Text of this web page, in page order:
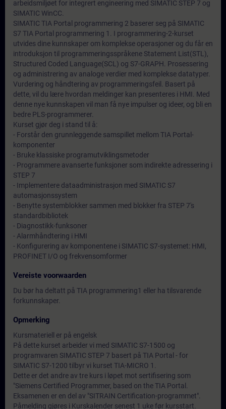
arbeidsmiljøet for integrert engineering med SIMATIC STEP 7 og
SIMATIC WinCC.
SIMATIC TIA Portal programmering 2 baserer seg på SIMATIC
S7 TIA Portal programmering 1. I programmering-2-kurset
utvides dine kunnskaper om komplekse operasjoner og du får en
introduksjon til programmeringsspråkene Statement List(STL),
Structured Coded Language(SCL) og S7-GRAPH. Prosessering
og administrering av analoge verdier med komplekse datatyper.
Vurdering og håndtering av programmeringsfeil. Basert på
dette, vil du lære hvordan meldinger kan presenteres i HMI. Med
denne nye kunnskapen vil man få nye impulser og ideer, og bli en
bedre PLS-programmerer.
Kurset gjør deg i stand til å:
- Forstår den grunnleggende samspillet mellom TIA Portal-
komponenter
- Bruke klassiske programutviklingsmetoder
- Programmere avanserte funksjoner som indirekte adressering i
STEP 7
- Implementere dataadministrasjon med SIMATIC S7
automasjonssystem
- Benytte systemblokker sammen med blokker fra STEP 7's
standardbibliotek
- Diagnostikk-funksoner
- Alarmhåndtering i HMI
- Konfigurering av komponentene i SIMATIC S7-systemet: HMI,
PROFINET I/O og frekvensomformer
Vereiste voorwaarden
Du bør ha deltatt på TIA programmering1 eller ha tilsvarende
forkunnskaper.
Opmerking
Kursmateriell er på engelsk
På dette kurset arbeider vi med SIMATIC S7-1500 og
programvaren SIMATIC STEP 7 basert på TIA Portal - for
SIMATIC S7-1200 tilbyr vi kurset TIA-MICRO 1.
Dette er det andre av tre kurs i løpet mot sertifisering som
"Siemens Certified Programmer, based on the TIA Portal.
Eksamenen er en del av "SITRAIN Certification-programmet".
Påmelding gjøres i Kurskalender senest 1 uke før kursstart.